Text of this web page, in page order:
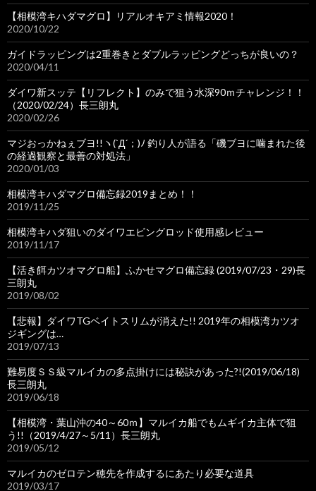
【相模湾キハダマグロ】リアルオキアミ情報2020！
2020/10/22
ガイドラッピングは2重巻きとダブルラッピングどっちが良いの？
2020/04/11
ダイワ新スッテ【リフレクト】のみで狙う水深90ｍチャレンジ！！
（2020/02/24）長三朗丸
2020/02/26
マジおっかねぇブヨ!!ヽ(`Д´；)ﾉ 釣り人が語る「磯ブヨに噛まれた後
の経過観察と最善の対処法」
2020/01/03
相模湾キハダマグロ備忘録2019まとめ！！
2019/11/25
相模湾キハダ狙いのダイワエビングロッド使用感レビュー
2019/11/17
【活き餌カツオマグロ船】ふかせマグロ備忘録 (2019/07/23・29)長
三朗丸
2019/08/02
【悲報】ダイワTGベイトスリムが消えた!! 2019年の相模湾カツオ
ジギングは…
2019/07/13
難易度ＳＳ級マルイカの多点掛けには秘訣があった?!(2019/06/18)
長三朗丸
2019/06/18
【相模湾・葉山沖の40～60ｍ】マルイカ船でもムギイカ主体で狙
う!!（2019/4/27～5/11）長三朗丸
2019/05/12
マルイカのゼロテン穂先を作成するにあたり必要な道具
2019/03/17